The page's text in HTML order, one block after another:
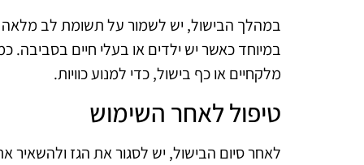
במהלך הבישול, יש לשמור על תשומת לב
במיוחד כאשר יש ילדים או בעלי חיים
מלקחיים או כף בישול, כדי למנוע כוויות.
טיפול לאחר השימוש
לאחר סיום הבישול, יש לסגור את הגז ולהשאיר